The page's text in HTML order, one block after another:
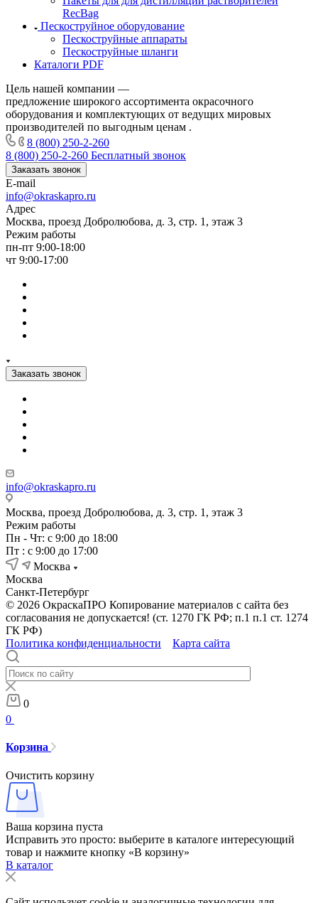
RecBag
Пескоструйное оборудование
Пескоструйные аппараты
Пескоструйные шланги
Каталоги PDF
Цель нашей компании —
предложение широкого ассортимента окрасочного
оборудования и комплектующих от ведущих мировых
производителей по выгодным ценам .
8 (800) 250-2-260
8 (800) 250-2-260 Бесплатный звонок
Заказать звонок
E-mail
info@okraskapro.ru
Адрес
Москва, проезд Добролюбова, д. 3, стр. 1, этаж 3
Режим работы
пн-пт 9:00-18:00
чт 9:00-17:00
Заказать звонок
info@okraskapro.ru
Москва, проезд Добролюбова, д. 3, стр. 1, этаж 3
Режим работы
Пн - Чт: с 9:00 до 18:00
Пт : с 9:00 до 17:00
Москва
Москва
Санкт-Петербург
© 2026 ОкраскаПРО Копирование материалов с сайта без
согласования не допускается! (ст. 1270 ГК РФ; п.1 п.1 ст. 1274
ГК РФ)
Политика конфиденциальности
Карта сайта
0
0
Корзина
Очистить корзину
Ваша корзина пуста
Исправить это просто: выберите в каталоге интересующий
товар и нажмите кнопку «В корзину»
В каталог